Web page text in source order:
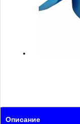
Описание